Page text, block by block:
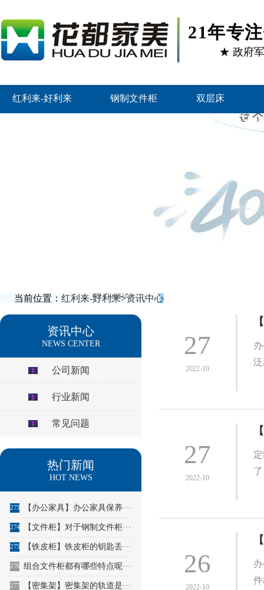
21年专
★ 政府
红利来-好利来 钢制文件柜 双层床
当前位置： 红利来-好利来>资讯中心
资讯中心
NEWS CENTER
公司新闻
行业新闻
常见问题
热门新闻
HOT NEWS
273 【办公家具】办公家具保养···
274 【文件柜】对于钢制文件柜···
275 【铁皮柜】铁皮柜的钥匙丢···
276 组合文件柜都有哪些特点呢···
277 【密集架】密集架的轨道是···
27
2022-10
27
2022-10
26
2022-10